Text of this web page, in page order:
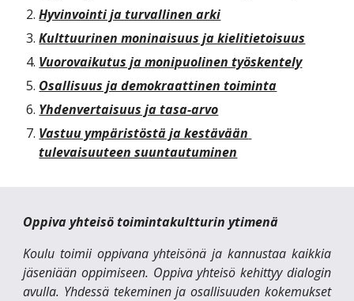
Hyvinvointi ja turvallinen arki
Kulttuurinen moninaisuus ja kielitietoisuus
Vuorovaikutus ja monipuolinen työskentely
Osallisuus ja demokraattinen toiminta
Yhdenvertaisuus ja tasa-arvo
Vastuu ympäristöstä ja kestävään
tulevaisuuteen suuntautuminen
Oppiva yhteisö toimintakultturin ytimenä
Koulu toimii oppivana yhteisönä ja kannustaa kaikkia
jäseniään oppimiseen. Oppiva yhteisö kehittyy dialogin
avulla. Yhdessä tekeminen ja osallisuuden kokemukset